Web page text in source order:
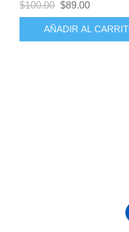
$100.00 $89.00
AÑADIR AL